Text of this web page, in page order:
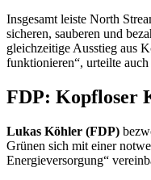
Insgesamt leiste North
sicheren, sauberen und
gleichzeitige Ausstieg aus
funktionieren“, urteilte auch
FDP: Kopfloser
Lukas Köhler (FDP)
Grünen sich mit einer
Energieversorgung“